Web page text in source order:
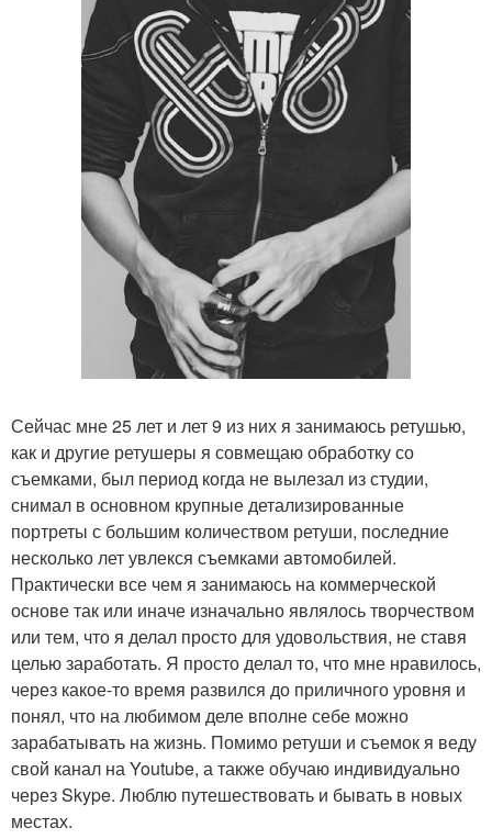
Сейчас мне 25 лет и лет 9 из них я занимаюсь ретушью,
как и другие ретушеры я совмещаю обработку со
съемками, был период когда не вылезал из студии,
снимал в основном крупные детализированные
портреты с большим количеством ретуши, последние
несколько лет увлекся съемками автомобилей.
Практически все чем я занимаюсь на коммерческой
основе так или иначе изначально являлось творчеством
или тем, что я делал просто для удовольствия, не ставя
целью заработать. Я просто делал то, что мне нравилось,
через какое-то время развился до приличного уровня и
понял, что на любимом деле вполне себе можно
зарабатывать на жизнь. Помимо ретуши и съемок я веду
свой канал на Youtube, а также обучаю индивидуально
через Skype. Люблю путешествовать и бывать в новых
местах.